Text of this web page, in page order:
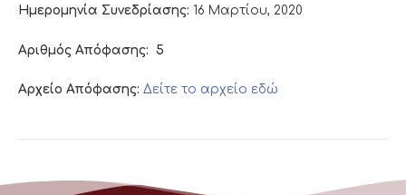
Ημερομηνία Συνεδρίασης: 16 Μαρτίου, 2020
Αριθμός Απόφασης: 5
Αρχείο Απόφασης: Δείτε το αρχείο εδώ